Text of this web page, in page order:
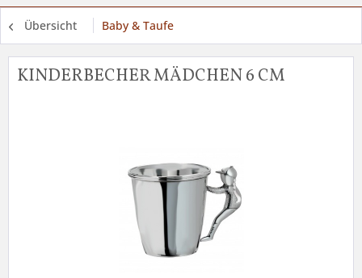
Übersicht Baby & Taufe
KINDERBECHER MÄDCHEN 6 CM